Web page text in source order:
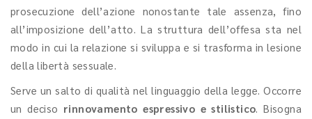
prosecuzione dell’azione nonostante tale assenza, fino
all’imposizione dell’atto. La struttura dell’offesa sta nel
modo in cui la relazione si sviluppa e si trasforma in lesione
della libertà sessuale.
Serve un salto di qualità nel linguaggio della legge. Occorre
un deciso rinnovamento espressivo e stilistico. Bisogna